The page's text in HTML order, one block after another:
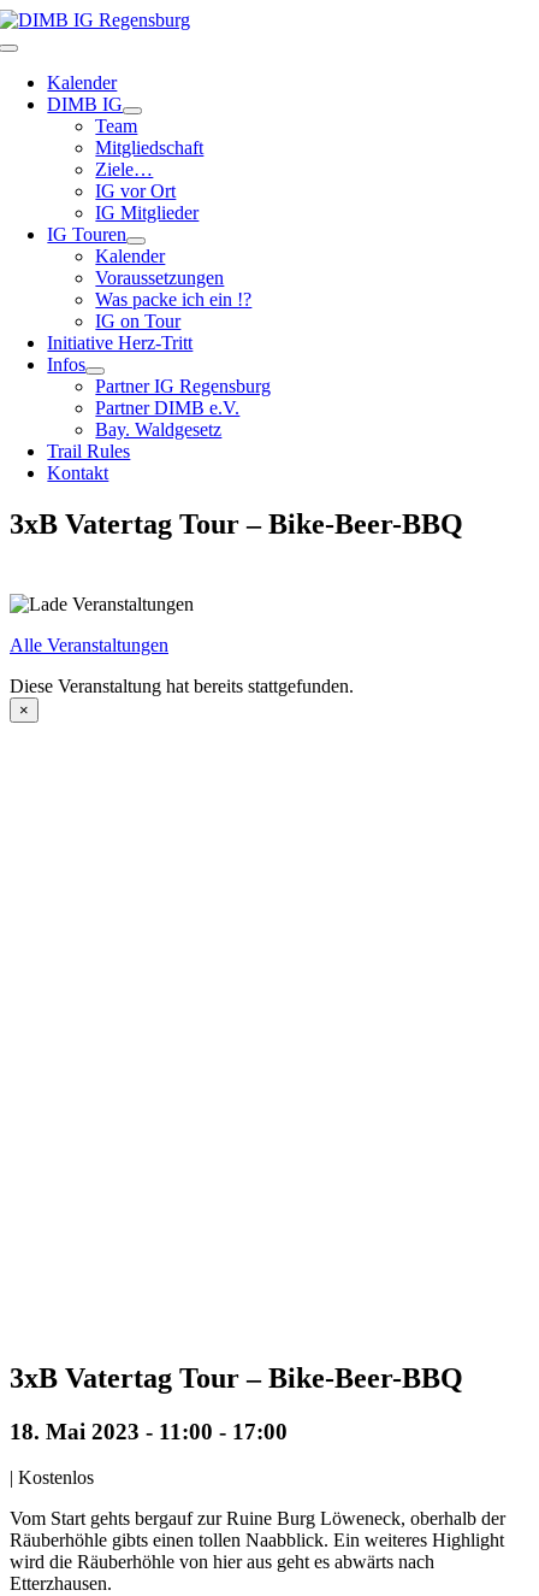
Zum
Inhalt
Toggle
NavigationKalender
DIMB IG
Team
Mitgliedschaft
Ziele…
IG vor Ort
IG Mitglieder
IG Touren
Kalender
Voraussetzungen
Was packe ich ein !?
IG on Tour
Initiative Herz-Tritt
Infos
Partner IG Regensburg
Partner DIMB e.V.
Bay. Waldgesetz
Trail Rules
Kontakt
3xB Vatertag Tour – Bike-Beer-BBQ
Alle Veranstaltungen
Diese Veranstaltung hat bereits stattgefunden.
×
3xB Vatertag Tour – Bike-Beer-BBQ
18. Mai 2023 - 11:00 - 17:00
| Kostenlos
Vom Start gehts bergauf zur Ruine Burg Löweneck, oberhalb der
Räuberhöhle gibts einen tollen Naabblick. Ein weiteres Highlight
wird die Räuberhöhle von hier aus geht es abwärts nach
Etterzhausen.